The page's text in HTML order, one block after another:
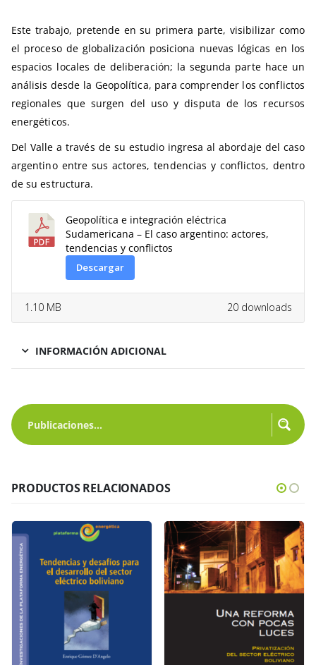
Este trabajo, pretende en su primera parte, visibilizar como
el proceso de globalización posiciona nuevas lógicas en los
espacios locales de deliberación; la segunda parte hace un
análisis desde la Geopolítica, para comprender los conflictos
regionales que surgen del uso y disputa de los recursos
energéticos.
Del Valle a través de su estudio ingresa al abordaje del caso
argentino entre sus actores, tendencias y conflictos, dentro
de su estructura.
Geopolítica e integración eléctrica
Sudamericana – El caso argentino: actores,
tendencias y conflictos
Descargar
20 downloads
1.10 MB
INFORMACIÓN ADICIONAL
PRODUCTOS RELACIONADOS